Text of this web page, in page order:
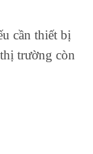
cần thiết bị
trường còn